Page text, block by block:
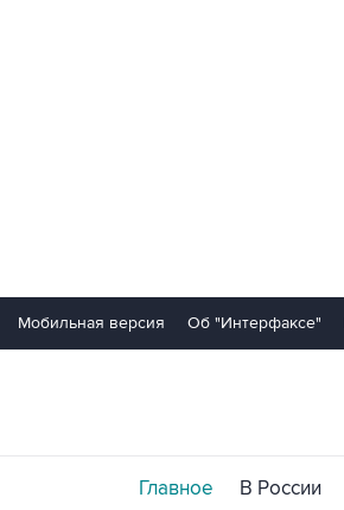
Мобильная версия Об "Интерфаксе"
Главное В России